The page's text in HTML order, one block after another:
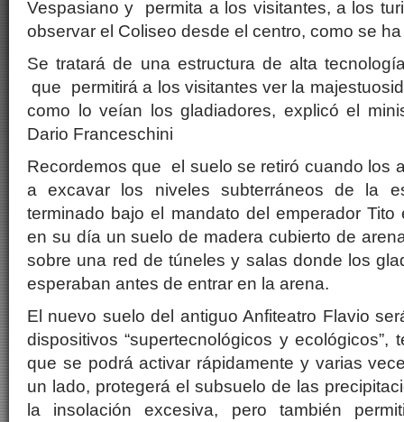
Vespasiano y permita a los visitantes, a los
observar el Coliseo desde el centro, como se
Se tratará de una estructura de alta
que permitirá a los visitantes ver la
como lo veían los gladiadores, explicó el
Dario Franceschini
Recordemos que el suelo se retiró cuando los
a excavar los niveles subterráneos de la
terminado bajo el mandato del emperador
en su día un suelo de madera cubierto de
sobre una red de túneles y salas donde los
esperaban antes de entrar en la arena.
El nuevo suelo del antiguo Anfiteatro Flavio
dispositivos “supertecnológicos y ecológicos”,
que se podrá activar rápidamente y varias
un lado, protegerá el subsuelo de las
la insolación excesiva, pero también